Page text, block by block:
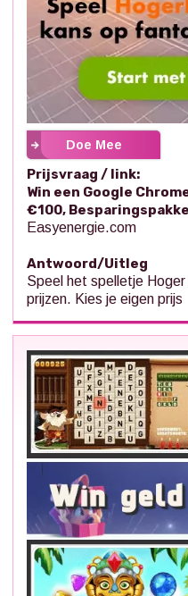
Doe Mee
Prijsvraag / link:
Win een Google
€100,
Easyenergie.com
Antwoord/Uitleg
Speel het spelletje
prijzen. Kies je eigen prijs